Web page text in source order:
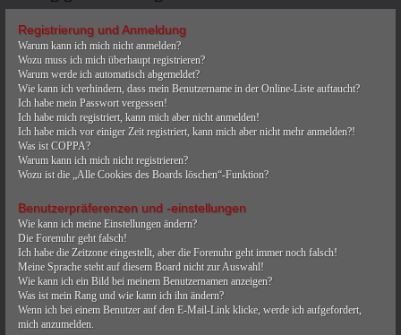
Registrierung und Anmeldung
Warum kann ich mich nicht anmelden?
Wozu muss ich mich überhaupt registrieren?
Warum werde ich automatisch abgemeldet?
Wie kann ich verhindern, dass mein Benutzername in der Online-Liste auftaucht?
Ich habe mein Passwort vergessen!
Ich habe mich registriert, kann mich aber nicht anmelden!
Ich habe mich vor einiger Zeit registriert, kann mich aber nicht mehr anmelden?!
Was ist COPPA?
Warum kann ich mich nicht registrieren?
Wozu ist die „Alle Cookies des Boards löschen“-Funktion?
Benutzerpräferenzen und -einstellungen
Wie kann ich meine Einstellungen ändern?
Die Forenuhr geht falsch!
Ich habe die Zeitzone eingestellt, aber die Forenuhr geht immer noch falsch!
Meine Sprache steht auf diesem Board nicht zur Auswahl!
Wie kann ich ein Bild bei meinem Benutzernamen anzeigen?
Was ist mein Rang und wie kann ich ihn ändern?
Wenn ich bei einem Benutzer auf den E-Mail-Link klicke, werde ich aufgefordert,
mich anzumelden.